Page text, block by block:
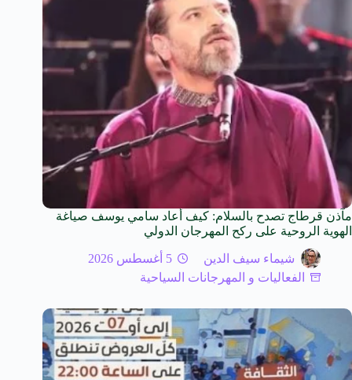
مآذن قرطاج تصدح بالسلام: كيف أعاد سامي يوسف صياغة
الهوية الروحية على ركح المهرجان الدولي
شيماء سيف الدين
5 أغسطس 2026
الفعاليات و المهرجانات السياحية